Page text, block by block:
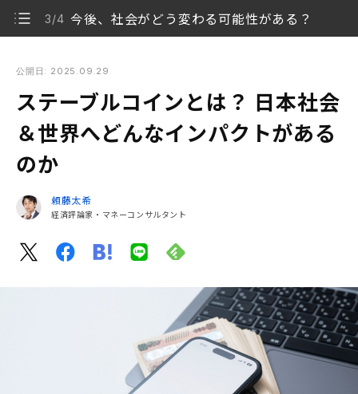
3/4 今後、社会がどう変わる可能性がある？
あるのか
1/4 ステーブルコインって何？
2/4 これまでの暗号資産とはどう違う？
4/4 今後の動向に大注目
公開日: 2025.09.29
ステーブルコインとは？ 日本社会
＆世界へどんなインパクトがある
のか
頼藤太希
経済評論家・マネーコンサルタント